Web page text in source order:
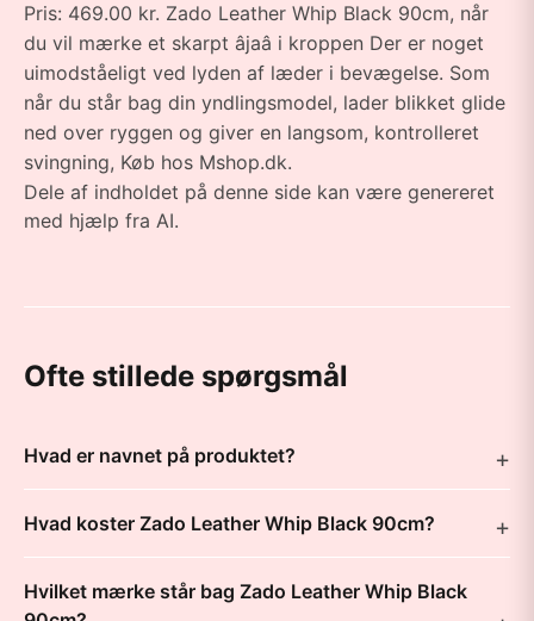
Pris: 469.00 kr. Zado Leather Whip Black 90cm, når
du vil mærke et skarpt âjaâ i kroppen Der er noget
uimodståeligt ved lyden af læder i bevægelse. Som
når du står bag din yndlingsmodel, lader blikket glide
ned over ryggen og giver en langsom, kontrolleret
svingning, Køb hos Mshop.dk.
Dele af indholdet på denne side kan være genereret
med hjælp fra AI.
Ofte stillede spørgsmål
Hvad er navnet på produktet?
Hvad koster Zado Leather Whip Black 90cm?
Hvilket mærke står bag Zado Leather Whip Black